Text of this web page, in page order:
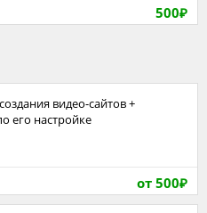
500₽
его настройке
от 500₽